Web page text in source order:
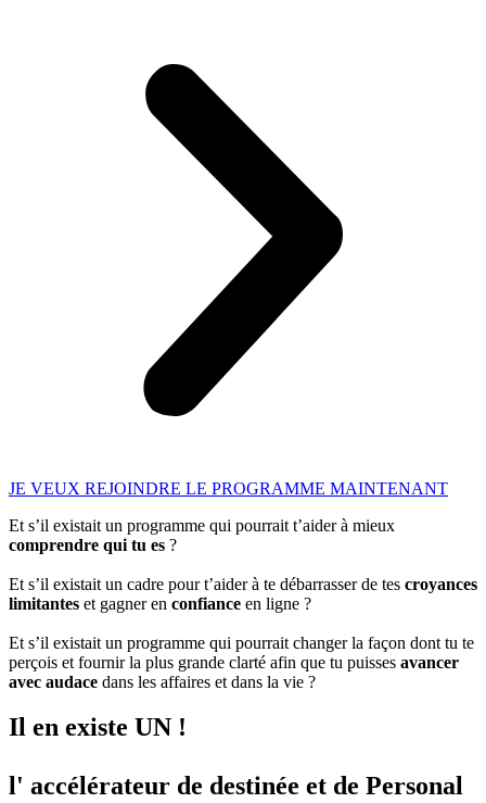
JE VEUX REJOINDRE LE PROGRAMME MAINTENANT
Et s’il existait un programme qui pourrait t’aider à mieux
comprendre qui tu es ?
Et s’il existait un cadre pour t’aider à te débarrasser de tes croyances
limitantes et gagner en confiance en ligne ?
Et s’il existait un programme qui pourrait changer la façon dont tu te
perçois et fournir la plus grande clarté afin que tu puisses avancer
avec audace dans les affaires et dans la vie ?
Il en existe UN !
l' accélérateur de destinée et de Personal